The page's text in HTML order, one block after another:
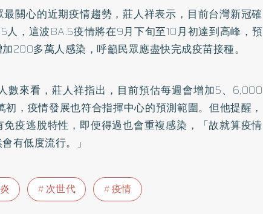
關心的近期疫情趨勢，莊人祥表示，目前台灣新冠確
人，這波BA.5疫情將在9月下旬至10月初達到高峰，預
200多萬人感染，呼籲民眾應盡快完成疫苗接種。
數來看，莊人祥指出，目前預估每週會增加5、6,000
，疫情發展也符合指揮中心的預測範圍。但他提醒，
疫逃脫特性，即便得過也會重複感染，「故就算疫情
有低度流行。」
次世代 疫情